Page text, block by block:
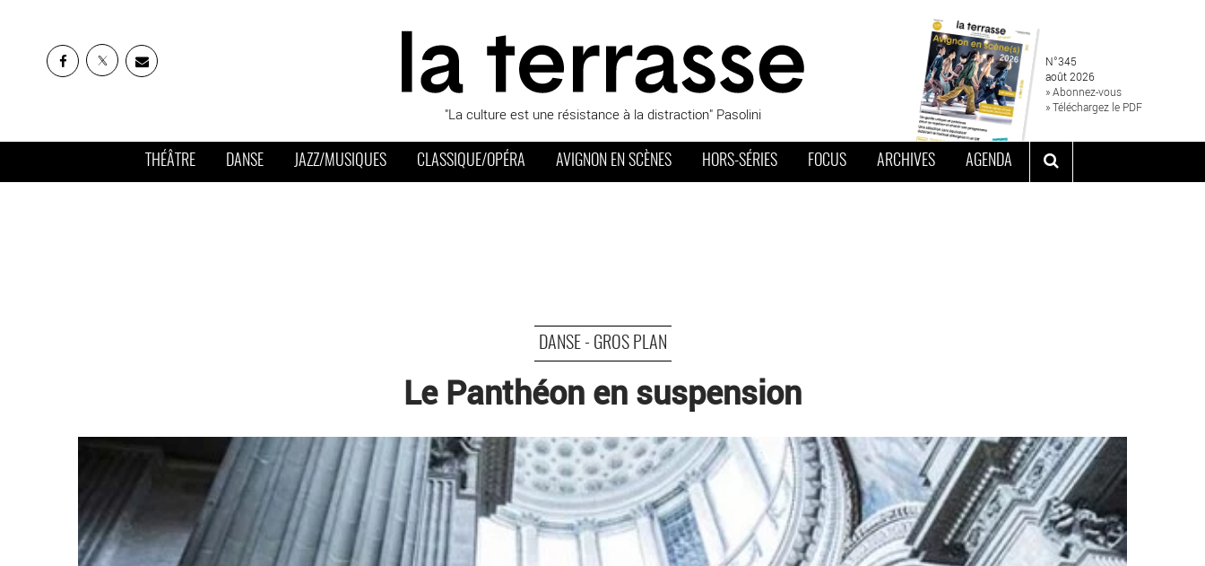
"La culture est une résistance à la distraction" Pasolini
N°345
août 2026
» Abonnez-vous
» Téléchargez le PDF
THÉÂTRE DANSE JAZZ/MUSIQUES CLASSIQUE/OPÉRA AVIGNON EN SCÈNES HORS-SÉRIES FOCUS ARCHIVES AGENDA
DANSE - GROS PLAN
Le Panthéon en suspension